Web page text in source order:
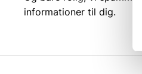
informationer til dig.